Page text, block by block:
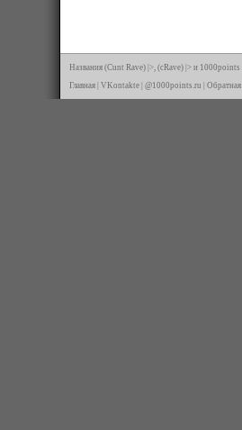
Названия (Cunt Rave) |>, (cRave) |> и
Главная VKontakte @1000points.ru Обратная